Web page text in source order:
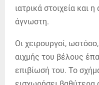
ιατρικά στοιχεία και
άγνωστη.
Οι χειρουργοί,
αιχμής του βέλους
επιβίωσή του. Το